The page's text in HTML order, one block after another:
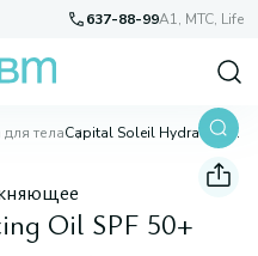
637-88-99A1, МТС, Life
тела Capital Soleil Hydrating Oil SPF 50+
Oil SPF 50+